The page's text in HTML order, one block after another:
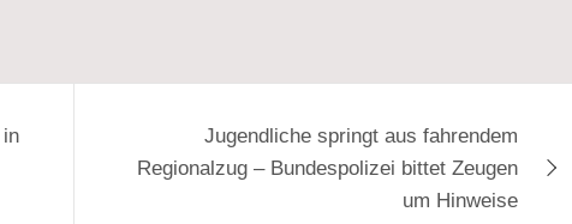
Jugendliche springt aus fahrendem
Regionalzug – Bundespolizei bittet Zeugen
um Hinweise